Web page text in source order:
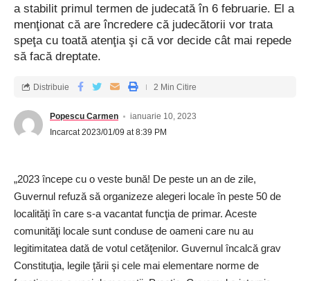
a stabilit primul termen de judecată în 6 februarie. El a
menţionat că are încredere că judecătorii vor trata
speţa cu toată atenţia şi că vor decide cât mai repede
să facă dreptate.
Popescu Carmen
ianuarie 10, 2023
Incarcat 2023/01/09 at 8:39 PM
Distribuie 2 Min Citire
„2023 începe cu o veste bună! De peste un an de zile,
Guvernul refuză să organizeze alegeri locale în peste 50 de
localităţi în care s-a vacantat funcţia de primar. Aceste
comunităţi locale sunt conduse de oameni care nu au
legitimitatea dată de votul cetăţenilor. Guvernul încalcă grav
Constituţia, legile ţării şi cele mai elementare norme de